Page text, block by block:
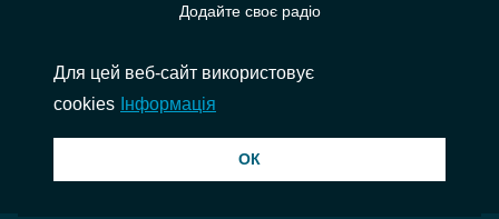
Додайте своє радіо
Зв’язатися з нами
конфіденційності
Для цей веб-сайт використовує
cookies Інформація
ОК